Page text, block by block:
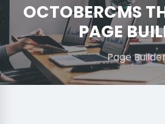
OCTOBERCMS
PAGE
Page